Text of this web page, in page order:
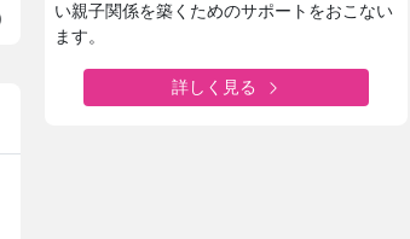
い親子関係を築くためのサポートをおこない
ます。
詳しく見る